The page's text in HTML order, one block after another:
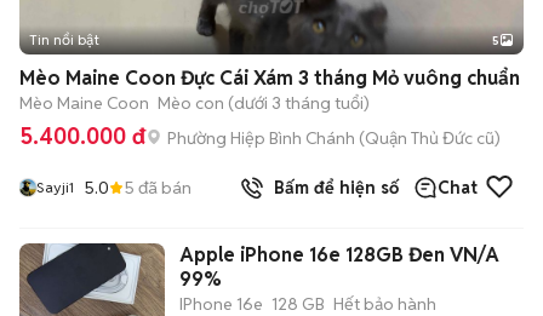
Tin nổi bật 5
Mèo Maine Coon Đực Cái Xám 3 tháng Mỏ vuông chuẩn
Mèo Maine Coon Mèo con (dưới 3 tháng tuổi)
5.400.000 đ Phường Hiệp Bình Chánh (Quận Thủ Đức cũ)
Sayji1 5.0 5 đã bán Bấm để hiện số Chat
Apple iPhone 16e 128GB Đen VN/A
99%
IPhone 16e 128 GB Hết bảo hành